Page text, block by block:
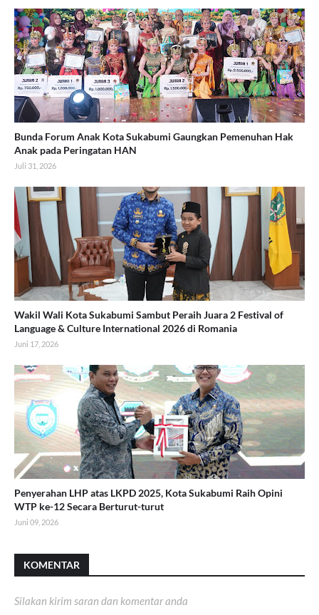
Bunda Forum Anak Kota Sukabumi Gaungkan Pemenuhan Hak
Anak pada Peringatan HAN
Juli 31, 2026
Wakil Wali Kota Sukabumi Sambut Peraih Juara 2 Festival of
Language & Culture International 2026 di Romania
Juni 17, 2026
Penyerahan LHP atas LKPD 2025, Kota Sukabumi Raih Opini
WTP ke-12 Secara Berturut-turut
Juni 09, 2026
KOMENTAR
Silakan kirim saran dan komentar anda